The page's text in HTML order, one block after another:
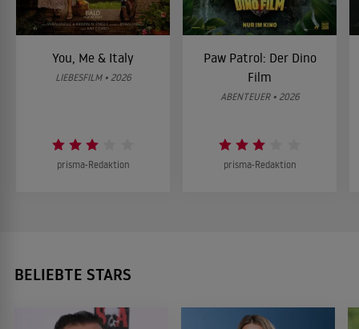
You, Me & Italy
LIEBESFILM • 2026
prisma-Redaktion
Paw Patrol: Der Dino
Film
ABENTEUER • 2026
prisma-Redaktion
BELIEBTE STARS